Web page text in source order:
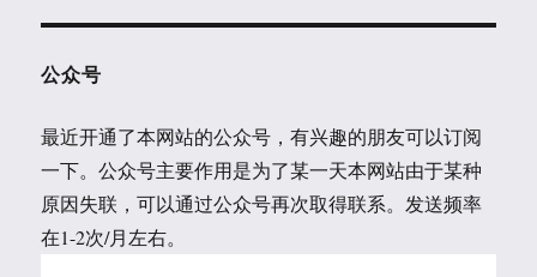
公众号
最近开通了本网站的公众号，有兴趣的朋友可以订阅
一下。公众号主要作用是为了某一天本网站由于某种
原因失联，可以通过公众号再次取得联系。发送频率
在1-2次/月左右。